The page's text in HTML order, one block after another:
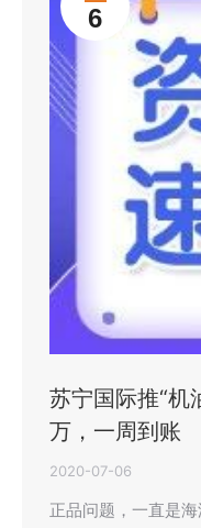
6
苏宁国际推“机
万，一周到账
2020-07-06
正品问题，一直是